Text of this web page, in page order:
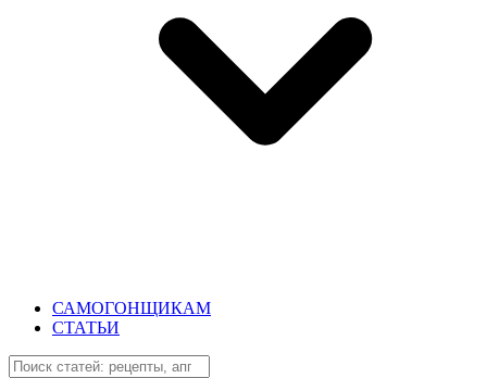
САМОГОНЩИКАМ
СТАТЬИ